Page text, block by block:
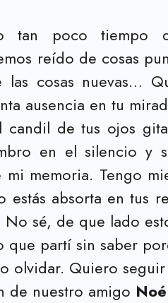
tan poco tiempo
reído de cosas
las cosas nuevas…
ausencia en tu
candil de tus ojos
en el silencio y
mi memoria. Tengo
estás absorta en tus
sé, de que lado
que partí sin saber
olvidar. Quiero
de nuestro amigo